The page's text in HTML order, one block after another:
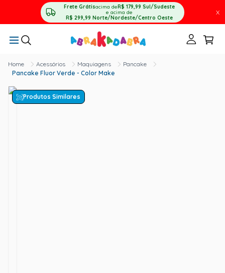
Frete Grátisacima deR$ 179,99 Sul/Sudeste
e acima de
R$ 299,99 Norte/Nordeste/Centro Oeste
X
Acessórios Maquiagens
Pancake
Pancake Fluor Verde - Color Make
Produtos Similares